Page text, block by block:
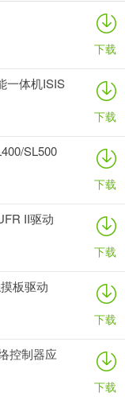
下载
一体机ISIS
下载
SL500
下载
II驱动
下载
板驱动
下载
控制器应
下载